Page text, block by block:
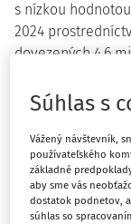
s nízkou
2024
dovezených 4,6
Tento rýchly rast
kľúčové problémy
Súhlas s
Vážený návštevník,
používateľského
základné
aby sme vás
dostatok podnetov,
súhlas so